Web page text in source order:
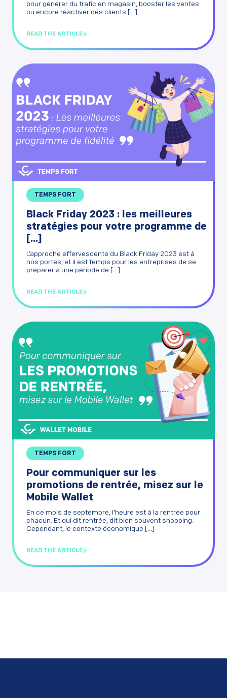
pour générer du trafic en magasin, booster les ventes
ou encore réactiver des clients [...]
READ THE ARTICLE
TEMPS FORT
Black Friday 2023 : les meilleures
stratégies pour votre programme de
[...]
L’approche effervescente du Black Friday 2023 est à
nos portes, et il est temps pour les entreprises de se
préparer à une période de [...]
READ THE ARTICLE
TEMPS FORT
Pour communiquer sur les
promotions de rentrée, misez sur le
Mobile Wallet
En ce mois de septembre, l’heure est à la rentrée pour
chacun. Et qui dit rentrée, dit bien souvent shopping.
Cependant, le contexte économique [...]
READ THE ARTICLE